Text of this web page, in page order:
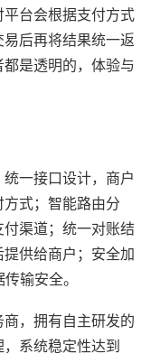
台会根据支付方式
后再将结果统一返
是透明的，体验与
一接口设计，商户
式；智能路由分
渠道；统一对账结
供给商户；安全加
输安全。
，拥有自主研发的
系统稳定性达到